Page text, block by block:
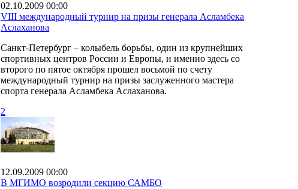
02.10.2009 00:00
VIII международный турнир на призы генерала Асламбека
Аслаханова
Санкт-Петербург – колыбель борьбы, один из крупнейших
спортивных центров России и Европы, и именно здесь со
второго по пятое октября прошел восьмой по счету
международный турнир на призы заслуженного мастера
спорта генерала Асламбека Аслаханова.
2
12.09.2009 00:00
В МГИМО возродили секцию САМБО